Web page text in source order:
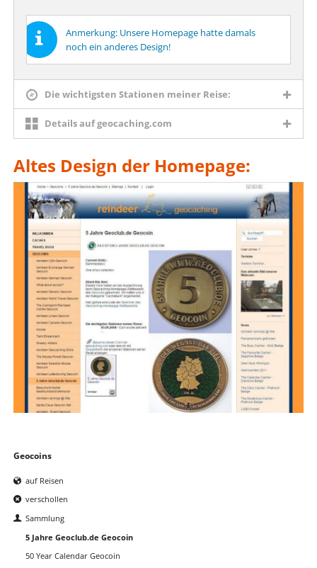
Anmerkung: Unsere Homepage hatte damals
noch ein anderes Design!
Die wichtigsten Stationen meiner Reise:
Details auf geocaching.com
Altes Design der Homepage:
Navigation
Geocoins
auf Reisen
verschollen
Sammlung
5 Jahre Geoclub.de Geocoin
50 Year Calendar Geocoin